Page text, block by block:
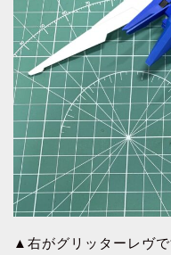
▲右がグリッターレヴで